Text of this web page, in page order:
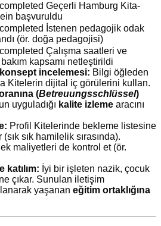
Geçerli Hamburg Kita-
başvuruldu
İstenen pedagojik odak
(ör. doğa pedagojisi)
Çalışma saatleri ve
kapsamı netleştirildi
incelemesi: Bilgi öğleden
Kitelerin dijital iç görülerini kullan.
(Betreuungsschlüssel)
uyguladığı kalite izleme aracını
Profil Kitelerinde bekleme listesine
(sık sık hamilelik sırasında).
maliyetleri de kontrol et (ör.
katılım: İyi bir işleten nazik, çocuk
çıkar. Sunulan iletişim
yaşanan eğitim ortaklığına